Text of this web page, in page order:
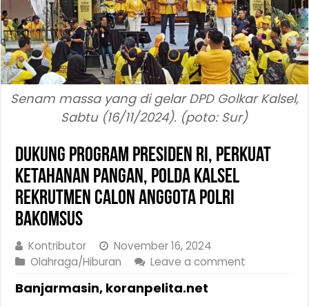
Senam massa yang di gelar DPD Golkar Kalsel,
Sabtu (16/11/2024). (poto: Sur)
Dukung Program Presiden RI, Perkuat
Ketahanan Pangan, Polda Kalsel
Rekrutmen Calon Anggota Polri
Bakomsus
Kontributor
November 16, 2024
Olahraga/Hiburan
Leave a comment
Banjarmasin, koranpelita.net